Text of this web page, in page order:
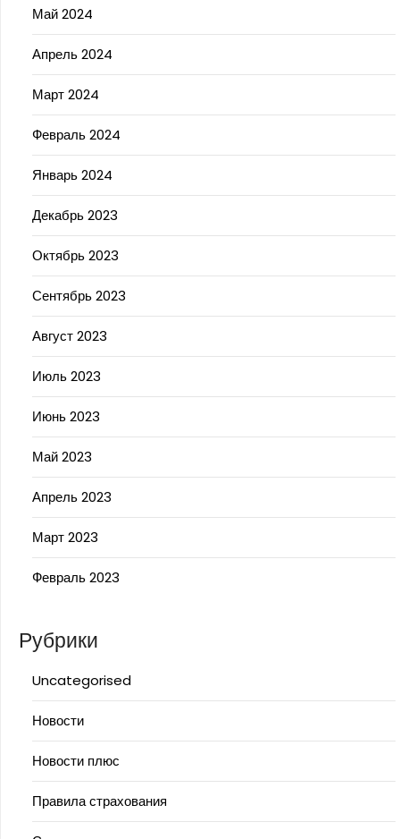
Май 2024
Апрель 2024
Март 2024
Февраль 2024
Январь 2024
Декабрь 2023
Октябрь 2023
Сентябрь 2023
Август 2023
Июль 2023
Июнь 2023
Май 2023
Апрель 2023
Март 2023
Февраль 2023
Рубрики
Uncategorised
Новости
Новости плюс
Правила страхования